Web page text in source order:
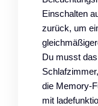
Einschalten
zurück, um
Du musst
die Memory-
mit